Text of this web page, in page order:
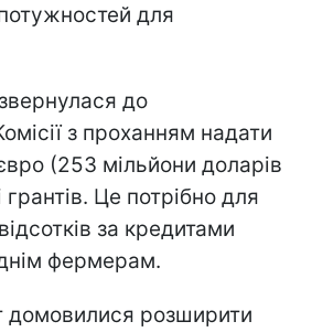
для
до
з проханням надати
(253 мільйони доларів
Це потрібно для
за кредитами
фермерам.
домовилися розширити